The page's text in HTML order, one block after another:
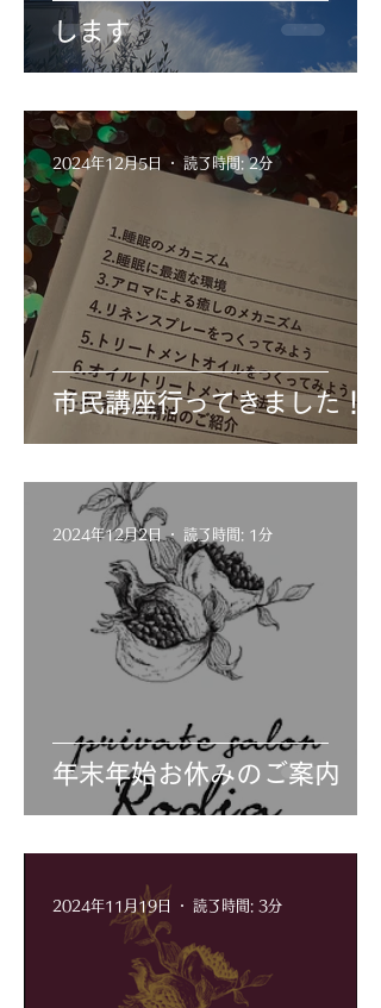
します
市民講座行ってきました！
2024年12月5日 読了時間: 2分
年末年始お休みのご案内
2024年12月2日 読了時間: 1分
2024年11月19日 読了時間: 3分